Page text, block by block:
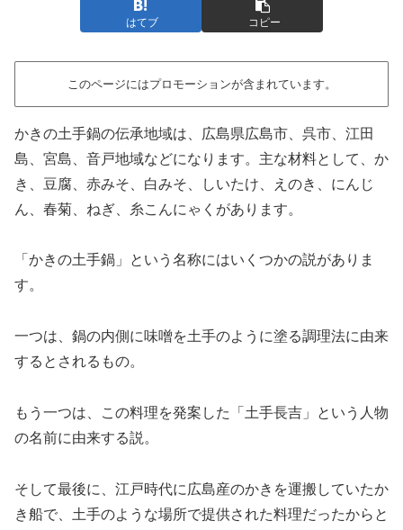
はてブ コピー
このページにはプロモーションが含まれています。
かきの土手鍋の伝承地域は、広島県広島市、呉市、江田
島、宮島、音戸地域などになります。主な材料として、か
き、豆腐、赤みそ、白みそ、しいたけ、えのき、にんじ
ん、春菊、ねぎ、糸こんにゃくがあります。
「かきの土手鍋」という名称にはいくつかの説がありま
す。
一つは、鍋の内側に味噌を土手のように塗る調理法に由来
するとされるもの。
もう一つは、この料理を発案した「土手長吉」という人物
の名前に由来する説。
そして最後に、江戸時代に広島産のかきを運搬していたか
き船で、土手のような場所で提供された料理だったからと